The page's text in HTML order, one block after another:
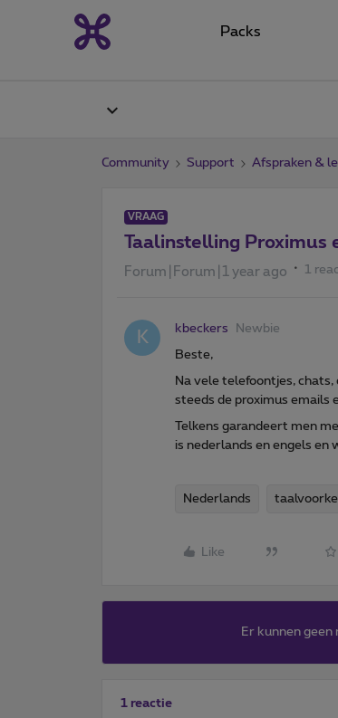
Packs
Community Support Afspraken &
VRAAG
Taalinstelling Proximus
Forum|Forum|1 year ago 1
K kbeckers Newbie
Beste,
Na vele telefoontjes, chats,
steeds de proximus emails
Telkens garandeert men
is nederlands en engels en
Nederlands
Like
Er kunnen
1 reactie